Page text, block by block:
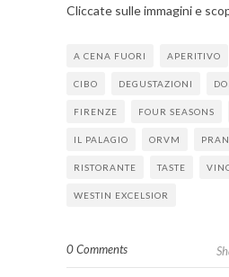
Cliccate sulle immagini e
A CENA FUORI APERITIVO
CIBO DEGUSTAZIONI
FIRENZE FOUR SEASONS
IL PALAGIO ORVM
RISTORANTE TASTE
WESTIN EXCELSIOR
0 Comments